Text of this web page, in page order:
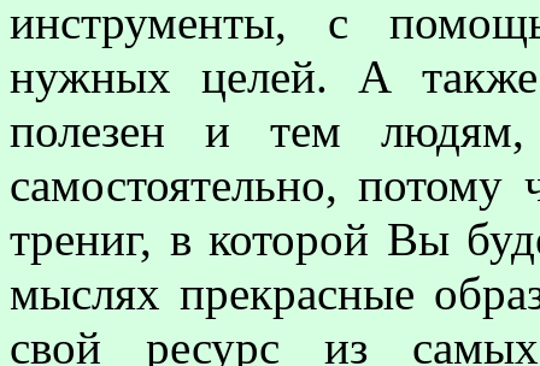
инструменты, с
нужных целей. А также
полезен и тем людям,
самостоятельно,
трениг, в которой Вы
мыслях прекрасные
свой ресурс из